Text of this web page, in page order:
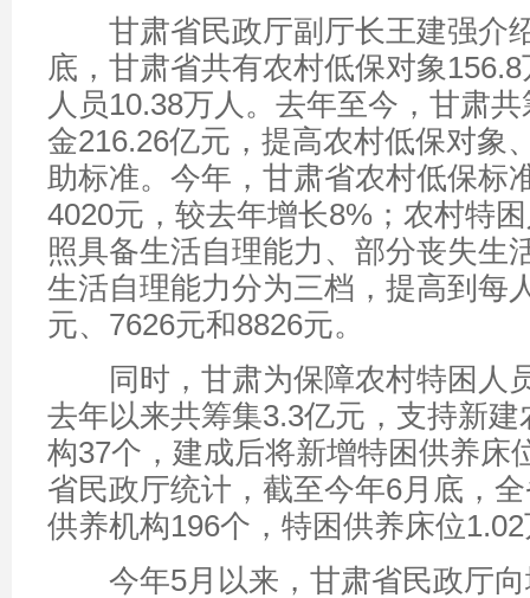
甘肃省民政厅副厅长王建强介
底，甘肃省共有农村低保对象
人员10.38万人。去年至今，甘肃
金216.26亿元，提高农村低保对象
助标准。今年，甘肃省农村低保标
4020元，较去年增长8%；农村特
照具备生活自理能力、部分丧失生
生活自理能力分为三档，提高到每
元、7626元和8826元。
同时，甘肃为保障农村特困人
去年以来共筹集3.3亿元，支持新
构37个，建成后将新增特困供养床
省民政厅统计，截至今年6月底，
供养机构196个，特困供养床位
今年5月以来，甘肃省民政厅向